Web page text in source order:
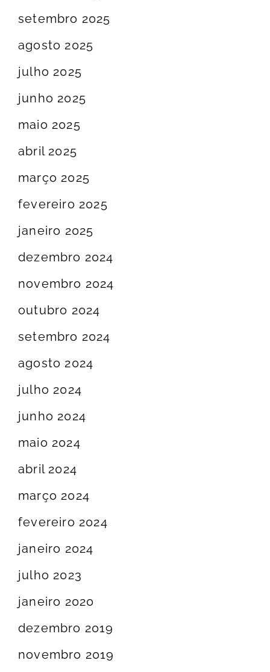
setembro 2025
agosto 2025
julho 2025
junho 2025
maio 2025
abril 2025
março 2025
fevereiro 2025
janeiro 2025
dezembro 2024
novembro 2024
outubro 2024
setembro 2024
agosto 2024
julho 2024
junho 2024
maio 2024
abril 2024
março 2024
fevereiro 2024
janeiro 2024
julho 2023
janeiro 2020
dezembro 2019
novembro 2019